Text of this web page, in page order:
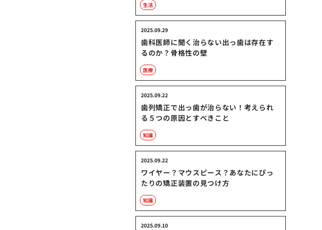
生活
歯科医師に聞く治らない出っ歯は存在す
るのか？骨格性の壁
2025.09.29
医療
歯列矯正で出っ歯が治らない！考えられ
る５つの原因とすべきこと
2025.09.22
知識
ワイヤー？マウスピース？あなたにぴっ
たりの矯正装置の見つけ方
2025.09.22
知識
2025.09.10